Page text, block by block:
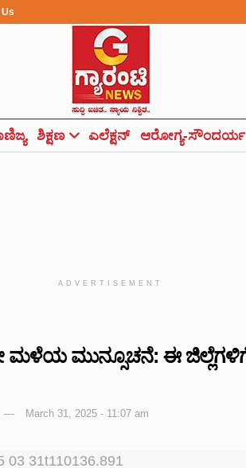
ಶಿಕ್ಷಣ ಎಲೆಕ್ಷನ್ ಆರೋಗ್ಯ-ಸೌಂದರ್ಯ
ADVERTISEMENT
ಮಳೆಯ ಮುನ್ಸೂಚನೆ: ಈ
March 31, 2025 - 11:07 am